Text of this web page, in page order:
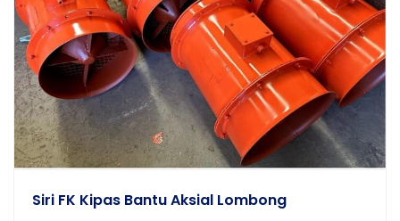
Siri FK Kipas Bantu Aksial Lombong